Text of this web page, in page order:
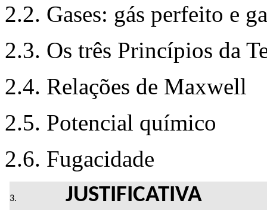
2.2. Gases: gás perfeito e
2.3. Os três Princípios da
2.4. Relações de Maxwell
2.5. Potencial químico
2.6. Fugacidade
JUSTIFICATIVA